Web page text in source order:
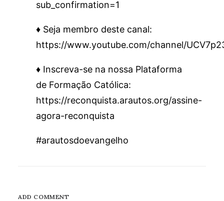
sub_confirmation=1
♦️ Seja membro deste canal:
https://www.youtube.com/channel/
♦️ Inscreva-se na nossa Plataforma
de Formação Católica:
https://reconquista.arautos.org/assine-
agora-reconquista
#arautosdoevangelho
ADD COMMENT